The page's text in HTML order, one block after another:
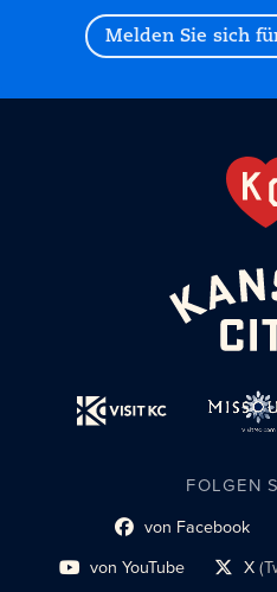
Melden Sie sich
FOLGEN
Link zum sozialen
von Facebook
Link zum sozialen Profil
von YouTube X
Social-